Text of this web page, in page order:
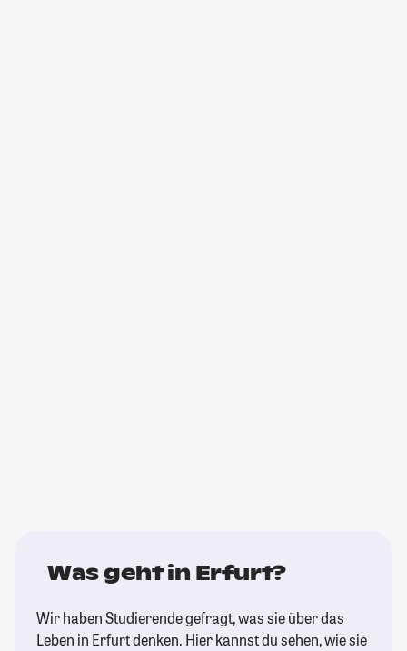
Was geht in Erfurt?
Wir haben Studierende gefragt, was sie über das
Leben in Erfurt denken. Hier kannst du sehen, wie sie